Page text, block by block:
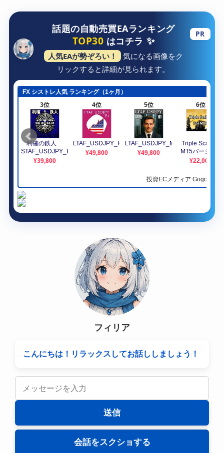
話題の自動売買EAランキング
TOP30 はコチラ ✨
人気EAが勢ぞろい！
気になる画像をク
リックすると詳細が見られます。
PR
フィリア
こんにちは！リラックスしてお話ししましょう！
送信
会話をスクショする